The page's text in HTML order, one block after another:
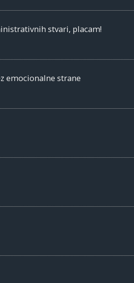
stvari, placam!
emocionalne strane